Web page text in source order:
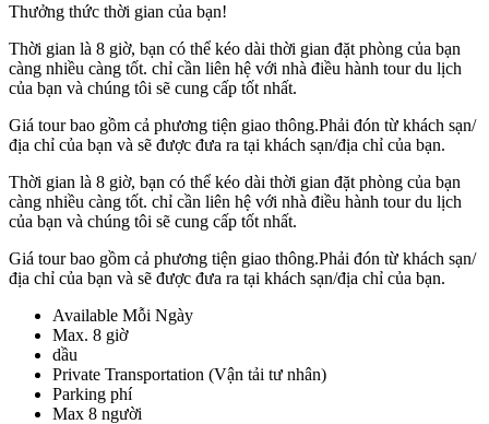
Thưởng thức thời gian của bạn!
Thời gian là 8 giờ, bạn có thể kéo dài thời gian đặt phòng của bạn
càng nhiều càng tốt. chỉ cần liên hệ với nhà điều hành tour du lịch
của bạn và chúng tôi sẽ cung cấp tốt nhất.
Giá tour bao gồm cả phương tiện giao thông.Phải đón từ khách sạn/
địa chỉ của bạn và sẽ được đưa ra tại khách sạn/địa chỉ của bạn.
Thời gian là 8 giờ, bạn có thể kéo dài thời gian đặt phòng của bạn
càng nhiều càng tốt. chỉ cần liên hệ với nhà điều hành tour du lịch
của bạn và chúng tôi sẽ cung cấp tốt nhất.
Giá tour bao gồm cả phương tiện giao thông.Phải đón từ khách sạn/
địa chỉ của bạn và sẽ được đưa ra tại khách sạn/địa chỉ của bạn.
Available Mỗi Ngày
Max. 8 giờ
dầu
Private Transportation (Vận tải tư nhân)
Parking phí
Max 8 người